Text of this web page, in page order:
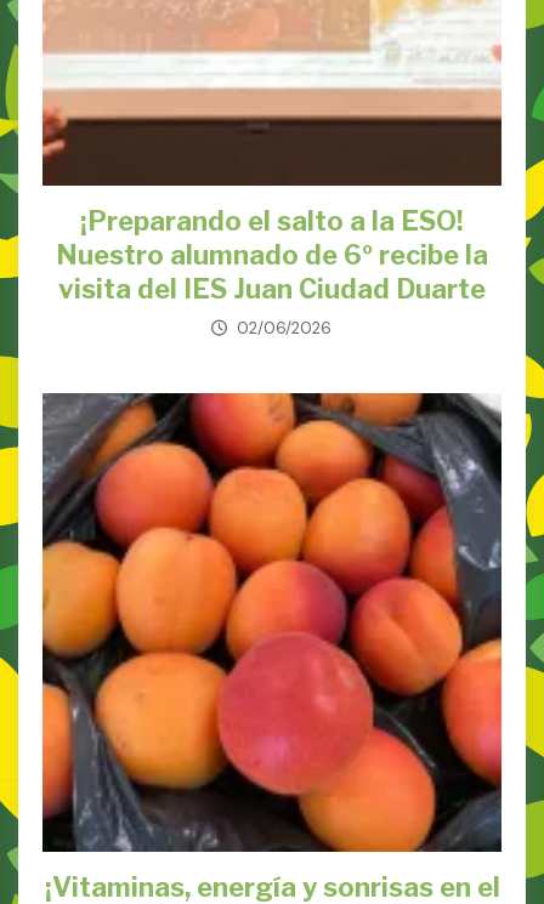
¡Preparando el salto a la ESO!
Nuestro alumnado de 6º recibe la
visita del IES Juan Ciudad Duarte
02/06/2026
¡Vitaminas, energía y sonrisas en el